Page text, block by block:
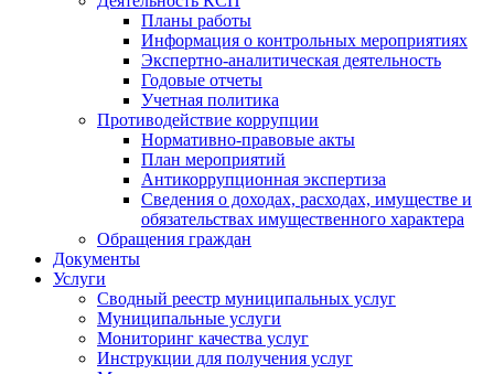
Планы работы
Информация о контрольных мероприятиях
Экспертно-аналитическая деятельность
Годовые отчеты
Учетная политика
Противодействие коррупции
Нормативно-правовые акты
План мероприятий
Антикоррупционная экспертиза
Сведения о доходах, расходах, имуществе и
обязательствах имущественного характера
Обращения граждан
Документы
Услуги
Сводный реестр муниципальных услуг
Муниципальные услуги
Мониторинг качества услуг
Инструкции для получения услуг